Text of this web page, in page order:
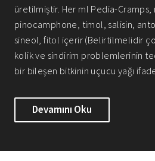
üretilmiştir. Her ml Pedia-
pinocamphone, timol, salisin,
sineol, fitol içerir (Belirtilmelidir
kolik ve sindirim problemlerinin
bir bileşen bitkinin uçucu yağı
Devamını Oku